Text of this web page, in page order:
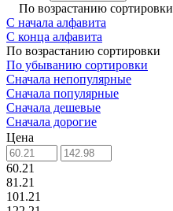
По возрастанию сортировки
С начала алфавита
С конца алфавита
По возрастанию сортировки
По убыванию сортировки
Сначала непопулярные
Сначала популярные
Сначала дешевые
Сначала дорогие
Цена
60.21
81.21
101.21